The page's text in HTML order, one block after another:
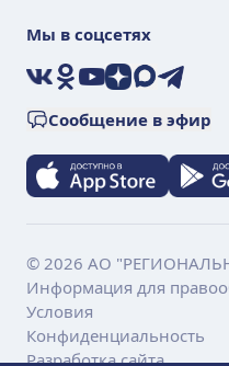
Мы в соцсетях
VKOkYouTube
ДзенMaxTelegram
Сообщение в эфир
© 2026 АО
Информация для
Условия
Конфиденциальность
Разработка сайта